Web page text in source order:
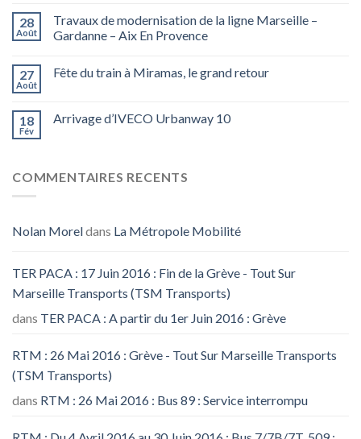
28
Août
Travaux de modernisation de la ligne Marseille –
Gardanne – Aix En Provence
27
Août
Fête du train à Miramas, le grand retour
18
Fév
Arrivage d’IVECO Urbanway 10
COMMENTAIRES RECENTS
Nolan Moreldans La Métropole Mobilité
TER PACA : 17 Juin 2016 : Fin de la Grève - Tout Sur
Marseille Transports (TSM Transports)
dans TER PACA : A partir du 1er Juin 2016 : Grève
RTM : 26 Mai 2016 : Grève - Tout Sur Marseille Transports
(TSM Transports)
dans RTM : 26 Mai 2016 : Bus 89 : Service interrompu